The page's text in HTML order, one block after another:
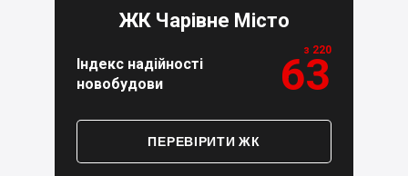
ЖК Чарівне Місто
Індекс надійності
новобудови
з 220
63
ПЕРЕВІРИТИ ЖК